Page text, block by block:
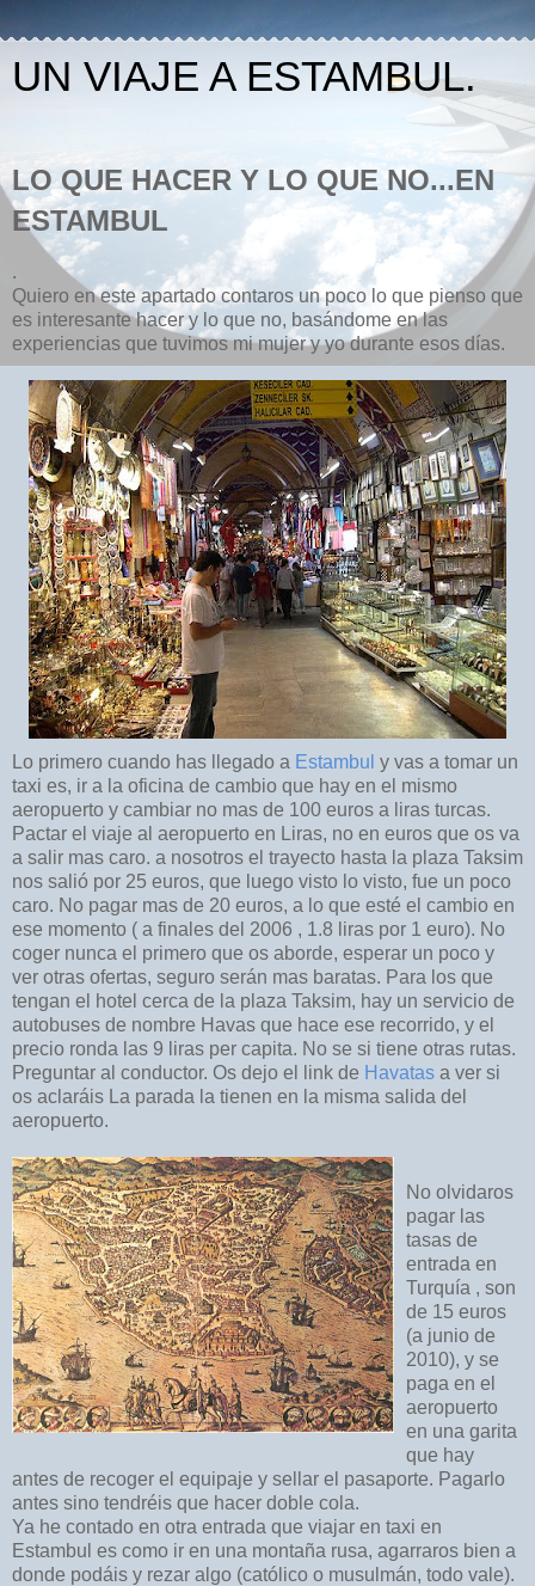
UN VIAJE A ESTAMBUL.
LO QUE HACER Y LO QUE NO...EN
ESTAMBUL
.
Quiero en este apartado contaros un poco lo que pienso que
es interesante hacer y lo que no, basándome en las
experiencias que tuvimos mi mujer y yo durante esos días.
Lo primero cuando has llegado a Estambul y vas a tomar un
taxi es, ir a la oficina de cambio que hay en el mismo
aeropuerto y cambiar no mas de 100 euros a liras turcas.
Pactar el viaje al aeropuerto en Liras, no en euros que os va
a salir mas caro. a nosotros el trayecto hasta la plaza Taksim
nos salió por 25 euros, que luego visto lo visto, fue un poco
caro. No pagar mas de 20 euros, a lo que esté el cambio en
ese momento ( a finales del 2006 , 1.8 liras por 1 euro). No
coger nunca el primero que os aborde, esperar un poco y
ver otras ofertas, seguro serán mas baratas. Para los que
tengan el hotel cerca de la plaza Taksim, hay un servicio de
autobuses de nombre Havas que hace ese recorrido, y el
precio ronda las 9 liras per capita. No se si tiene otras rutas.
Preguntar al conductor. Os dejo el link de Havatas a ver si
os aclaráis La parada la tienen en la misma salida del
aeropuerto.
No olvidaros
pagar las
tasas de
entrada en
Turquía , son
de 15 euros
(a junio de
2010), y se
paga en el
aeropuerto
en una garita
que hay
antes de recoger el equipaje y sellar el pasaporte. Pagarlo
antes sino tendréis que hacer doble cola.
Ya he contado en otra entrada que viajar en taxi en
Estambul es como ir en una montaña rusa, agarraros bien a
donde podáis y rezar algo (católico o musulmán, todo vale).